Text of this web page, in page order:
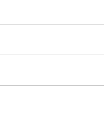
LEATHER